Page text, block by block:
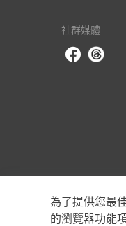
社群媒體
為了提供您最
的瀏覽器功能